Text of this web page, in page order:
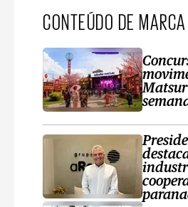
CONTEÚDO DE MARCA